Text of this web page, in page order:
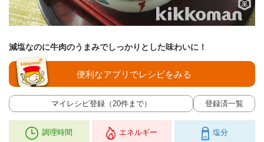
減塩なのに牛肉のうまみでしっかりとした味わいに！
マイレシピ登録（20件まで） 登録済一覧
便利なアプリでレシピをみる
調理時間 エネルギー 塩分